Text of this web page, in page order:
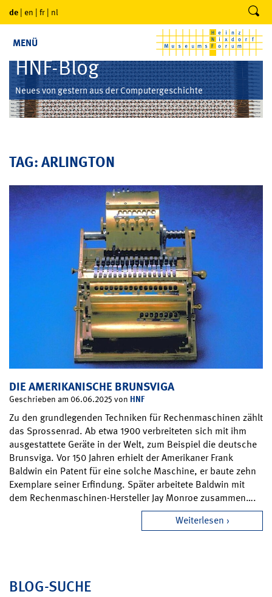
de | en | fr | nl
MENÜ
HNF-Blog
Neues von gestern aus der Computergeschichte
TAG: ARLINGTON
DIE AMERIKANISCHE BRUNSVIGA
Geschrieben am 06.06.2025 von HNF
Zu den grundlegenden Techniken für Rechenmaschinen zählt
das Sprossenrad. Ab etwa 1900 verbreiteten sich mit ihm
ausgestattete Geräte in der Welt, zum Beispiel die deutsche
Brunsviga. Vor 150 Jahren erhielt der Amerikaner Frank
Baldwin ein Patent für eine solche Maschine, er baute zehn
Exemplare seiner Erfindung. Später arbeitete Baldwin mit
dem Rechenmaschinen-Hersteller Jay Monroe zusammen….
Weiterlesen
BLOG-SUCHE